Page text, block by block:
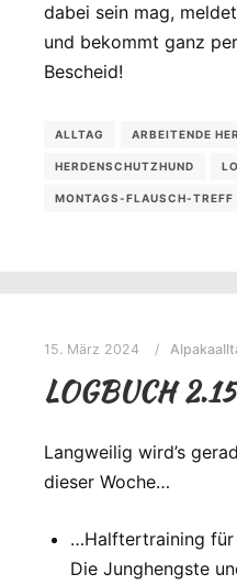
dabei sein mag,
und bekommt ganz
Bescheid!
ALLTAG ARBEITENDE
HERDENSCHUTZHUND
MONTAGS-FLAUSCH-TREFF
15. März 2024
LOGBUCH 2.15
Langweilig wird’s
dieser Woche…
…Halftertraining für
Die Junghengste